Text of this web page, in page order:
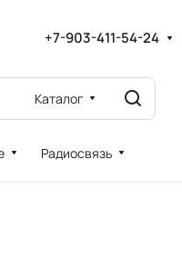
+7-903-411-54-24
Каталог
Радиосвязь